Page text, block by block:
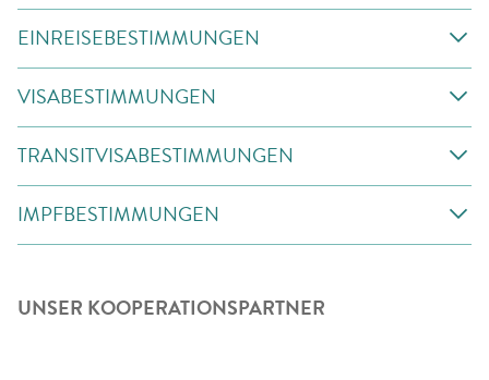
EINREISEBESTIMMUNGEN
VISABESTIMMUNGEN
TRANSITVISABESTIMMUNGEN
IMPFBESTIMMUNGEN
UNSER KOOPERATIONSPARTNER